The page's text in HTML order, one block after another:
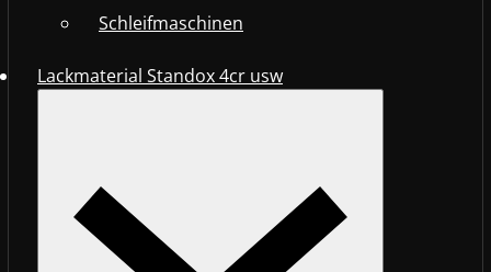
Schleifmaschinen
Lackmaterial Standox 4cr usw